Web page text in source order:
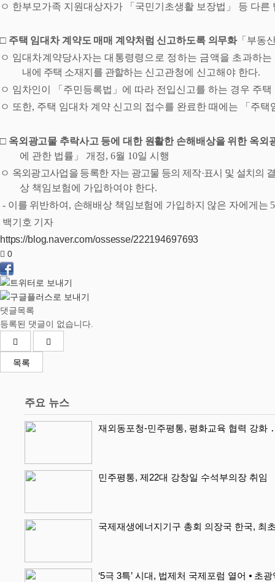
ㅇ 한부모가족 지원대상자가 「 국민기초생활 보장법 」 등 다른
□ 주택 임대차 계약도 매매 계약처럼 신고하도록 의무화「 부동
ㅇ 임대차계약당사자는 대통령령으로 정하는 금액을 초과하는
내에 주택 소재지를 관할하는 신고관청에 신고해야 한다.
ㅇ 임차인이 「 주민등록법 」 에 따라 전입신고를 하는 경우 주
ㅇ 또한, 주택 임대차 계약 신고의 접수를 완료한 때에는 「 주택
□ 옥외광고물 추락사고 등에 대한 원활한 손해배상을 위한 옥
에 관한 법률 」 개정, 6월 10일 시행
ㅇ 옥외광고사업을 등록한 자는 광고물 등의 제작·표시 및 설치의
상 책임보험에 가입하여야 한다.
- 이를 위반하여 , 손해배상 책임보험에 가입하지 않은 자에게는
백기호 기자
https://blog.naver.com/ossesse/222194697693
0
댓글목록
등록된 댓글이 없습니다.
목록
주요 뉴스
재외동포청-민주평통, 평화교육 협력 강화
민주평통, 제22대 강창일 수석부의장 취임
국제재생에너지기구 총회 의장국 한국, 최
‘5극 3특’ 시대, 법제처 국제포럼 열어 ⦁ 초